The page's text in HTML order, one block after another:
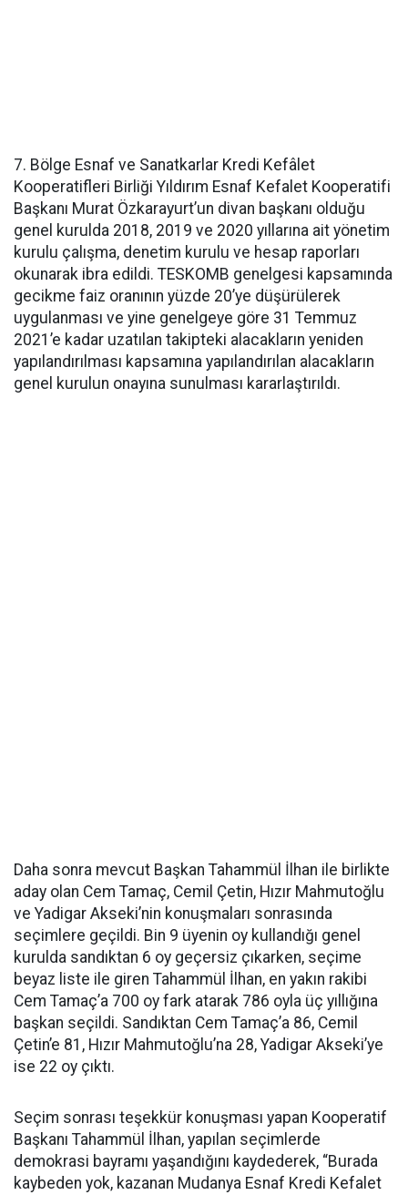
7. Bölge Esnaf ve Sanatkarlar Kredi Kefâlet
Kooperatifleri Birliği Yıldırım Esnaf Kefalet Kooperatifi
Başkanı Murat Özkarayurt’un divan başkanı olduğu
genel kurulda 2018, 2019 ve 2020 yıllarına ait yönetim
kurulu çalışma, denetim kurulu ve hesap raporları
okunarak ibra edildi. TESKOMB genelgesi kapsamında
gecikme faiz oranının yüzde 20’ye düşürülerek
uygulanması ve yine genelgeye göre 31 Temmuz
2021’e kadar uzatılan takipteki alacakların yeniden
yapılandırılması kapsamına yapılandırılan alacakların
genel kurulun onayına sunulması kararlaştırıldı.
Daha sonra mevcut Başkan Tahammül İlhan ile birlikte
aday olan Cem Tamaç, Cemil Çetin, Hızır Mahmutoğlu
ve Yadigar Akseki’nin konuşmaları sonrasında
seçimlere geçildi. Bin 9 üyenin oy kullandığı genel
kurulda sandıktan 6 oy geçersiz çıkarken, seçime
beyaz liste ile giren Tahammül İlhan, en yakın rakibi
Cem Tamaç’a 700 oy fark atarak 786 oyla üç yıllığına
başkan seçildi. Sandıktan Cem Tamaç’a 86, Cemil
Çetin’e 81, Hızır Mahmutoğlu’na 28, Yadigar Akseki’ye
ise 22 oy çıktı.
Seçim sonrası teşekkür konuşması yapan Kooperatif
Başkanı Tahammül İlhan, yapılan seçimlerde
demokrasi bayramı yaşandığını kaydederek, “Burada
kaybeden yok, kazanan Mudanya Esnaf Kredi Kefalet